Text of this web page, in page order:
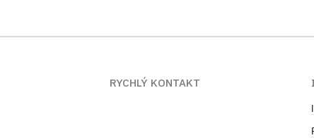
RYCHLÝ KONTAKT